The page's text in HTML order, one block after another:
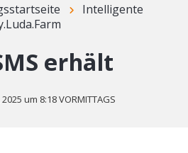
Intelligente
erhält
um 8:18 VORMITTAGS